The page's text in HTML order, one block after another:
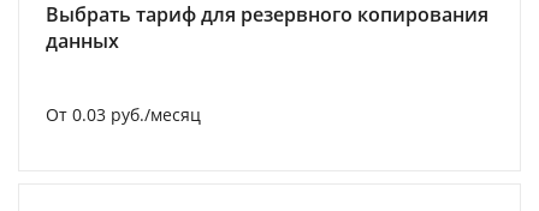
Выбрать тариф для резервного копирования
данных
От 0.03 руб./месяц